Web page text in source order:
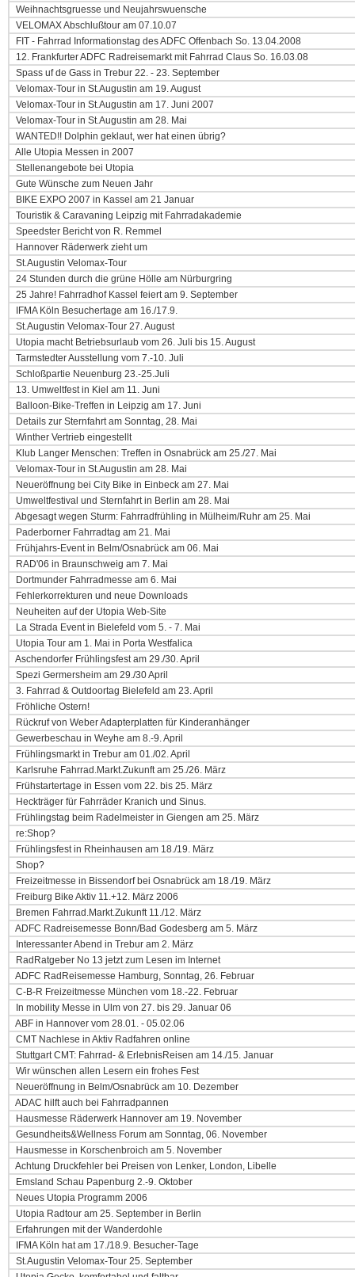
Weihnachtsgruesse und Neujahrswuensche
VELOMAX Abschlußtour am 07.10.07
FIT - Fahrrad Informationstag des ADFC Offenbach So. 13.04.2008
12. Frankfurter ADFC Radreisemarkt mit Fahrrad Claus So. 16.03.08
Spass uf de Gass in Trebur 22. - 23. September
Velomax-Tour in St.Augustin am 19. August
Velomax-Tour in St.Augustin am 17. Juni 2007
Velomax-Tour in St.Augustin am 28. Mai
WANTED!! Dolphin geklaut, wer hat einen übrig?
Alle Utopia Messen in 2007
Stellenangebote bei Utopia
Gute Wünsche zum Neuen Jahr
BIKE EXPO 2007 in Kassel am 21 Januar
Touristik & Caravaning Leipzig mit Fahrradakademie
Speedster Bericht von R. Remmel
Hannover Räderwerk zieht um
St.Augustin Velomax-Tour
24 Stunden durch die grüne Hölle am Nürburgring
25 Jahre! Fahrradhof Kassel feiert am 9. September
IFMA Köln Besuchertage am 16./17.9.
St.Augustin Velomax-Tour 27. August
Utopia macht Betriebsurlaub vom 26. Juli bis 15. August
Tarmstedter Ausstellung vom 7.-10. Juli
Schloßpartie Neuenburg 23.-25.Juli
13. Umweltfest in Kiel am 11. Juni
Balloon-Bike-Treffen in Leipzig am 17. Juni
Details zur Sternfahrt am Sonntag, 28. Mai
Winther Vertrieb eingestellt
Klub Langer Menschen: Treffen in Osnabrück am 25./27. Mai
Velomax-Tour in St.Augustin am 28. Mai
Neueröffnung bei City Bike in Einbeck am 27. Mai
Umweltfestival und Sternfahrt in Berlin am 28. Mai
Abgesagt wegen Sturm: Fahrradfrühling in Mülheim/Ruhr am 25. Mai
Paderborner Fahrradtag am 21. Mai
Frühjahrs-Event in Belm/Osnabrück am 06. Mai
RAD'06 in Braunschweig am 7. Mai
Dortmunder Fahrradmesse am 6. Mai
Fehlerkorrekturen und neue Downloads
Neuheiten auf der Utopia Web-Site
La Strada Event in Bielefeld vom 5. - 7. Mai
Utopia Tour am 1. Mai in Porta Westfalica
Aschendorfer Frühlingsfest am 29./30. April
Spezi Germersheim am 29./30 April
3. Fahrrad & Outdoortag Bielefeld am 23. April
Fröhliche Ostern!
Rückruf von Weber Adapterplatten für Kinderanhänger
Gewerbeschau in Weyhe am 8.-9. April
Frühlingsmarkt in Trebur am 01./02. April
Karlsruhe Fahrrad.Markt.Zukunft am 25./26. März
Frühstartertage in Essen vom 22. bis 25. März
Heckträger für Fahrräder Kranich und Sinus.
Frühlingstag beim Radelmeister in Giengen am 25. März
re:Shop?
Frühlingsfest in Rheinhausen am 18./19. März
Shop?
Freizeitmesse in Bissendorf bei Osnabrück am 18./19. März
Freiburg Bike Aktiv 11.+12. März 2006
Bremen Fahrrad.Markt.Zukunft 11./12. März
ADFC Radreisemesse Bonn/Bad Godesberg am 5. März
Interessanter Abend in Trebur am 2. März
RadRatgeber No 13 jetzt zum Lesen im Internet
ADFC RadReisemesse Hamburg, Sonntag, 26. Februar
C-B-R Freizeitmesse München vom 18.-22. Februar
In mobility Messe in Ulm von 27. bis 29. Januar 06
ABF in Hannover vom 28.01. - 05.02.06
CMT Nachlese in Aktiv Radfahren online
Stuttgart CMT: Fahrrad- & ErlebnisReisen am 14./15. Januar
Wir wünschen allen Lesern ein frohes Fest
Neueröffnung in Belm/Osnabrück am 10. Dezember
ADAC hilft auch bei Fahrradpannen
Hausmesse Räderwerk Hannover am 19. November
Gesundheits&Wellness Forum am Sonntag, 06. November
Hausmesse in Korschenbroich am 5. November
Achtung Druckfehler bei Preisen von Lenker, London, Libelle
Emsland Schau Papenburg 2.-9. Oktober
Neues Utopia Programm 2006
Utopia Radtour am 25. September in Berlin
Erfahrungen mit der Wanderdohle
IFMA Köln hat am 17./18.9. Besucher-Tage
St.Augustin Velomax-Tour 25. September